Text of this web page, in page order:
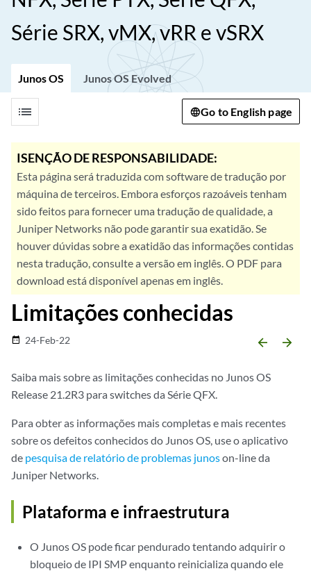
Série SRX, vMX, vRR e vSRX
Junos OS Junos OS Evolved
list Go to English page
ISENÇÃO DE RESPONSABILIDADE:
Esta página será traduzida com software de tradução por
máquina de terceiros. Embora esforços razoáveis tenham
sido feitos para fornecer uma tradução de qualidade, a
Juniper Networks não pode garantir sua exatidão. Se
houver dúvidas sobre a exatidão das informações contidas
nesta tradução, consulte a versão em inglês. O PDF para
download está disponível apenas em inglês.
Limitações conhecidas
date_range 24-Feb-22 arrow_backward arrow_forward
Saiba mais sobre as limitações conhecidas no Junos OS
Release 21.2R3 para switches da Série QFX.
Para obter as informações mais completas e mais recentes
sobre os defeitos conhecidos do Junos OS, use o aplicativo
de pesquisa de relatório de problemas junoson-line da
Juniper Networks.
Plataforma e infraestrutura
O Junos OS pode ficar pendurado tentando adquirir o
bloqueio de IPI SMP enquanto reinicializa quando ele